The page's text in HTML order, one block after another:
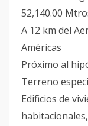
52,140.00
A 12 km del
Américas
Próximo al
Terreno
Edificios de
habitacionales,